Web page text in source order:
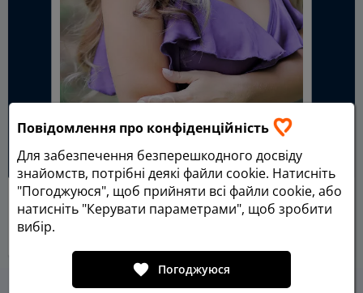
GenerationLove Testimonials
Повідомлення про конфіденційність
Для забезпечення безперешкодного досвіду
знайомств, потрібні деякі файли cookie. Натисніть
"Погоджуюся", щоб прийняти всі файли cookie, або
натисніть "Керувати параметрами", щоб зробити
вибір.
favorite Погоджуюся